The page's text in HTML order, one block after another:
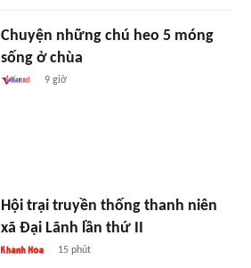
Chuyện những chú heo 5 móng
sống ở chùa
9 giờ
Hội trại truyền thống thanh niên
xã Đại Lãnh lần thứ II
15 phút